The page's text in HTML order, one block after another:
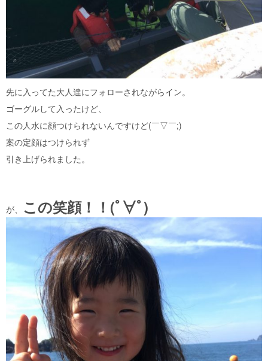
先に入ってた大人達にフォローされながらイン。
ゴーグルして入ったけど、
この人水に顔つけられないんですけど(￣▽￣;)
案の定顔はつけられず
引き上げられました。
が、 この笑顔！！(ﾟ∀ﾟ)